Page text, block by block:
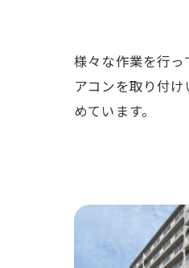
様々な作業を行
アコンを取り付
めています。